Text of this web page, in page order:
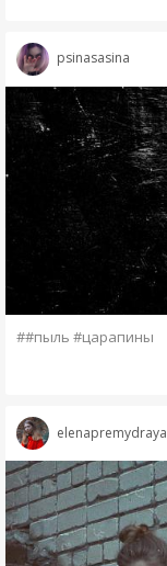
psinasasina
##пыль #царапины
elenapremydraya